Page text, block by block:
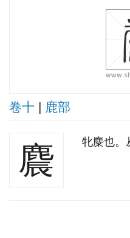
卷十 | 鹿部
麎 牝麋也。